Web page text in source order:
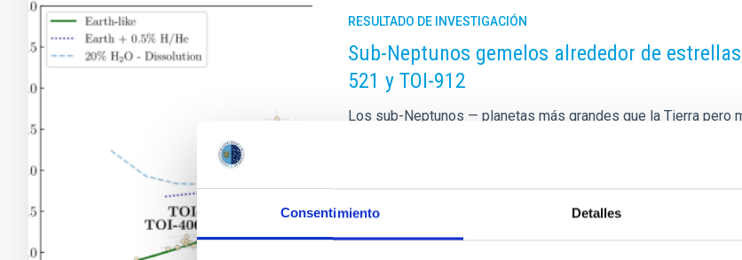
Consentimiento Detalles
RESULTADO DE INVESTIGACIÓN
Sub-Neptunos gemelos alrededor de
521 y TOI-912
Los sub-Neptunos — planetas más grandes que la Tierra
nuestra galaxia, aunque están completamente ausentes de
extremadamente interesantes para los astrónomos que
estudio, un proyecto internacional parte del programa
pequeñas y frías (enanas M), muy similares entre sí, llamadas
observaciones que